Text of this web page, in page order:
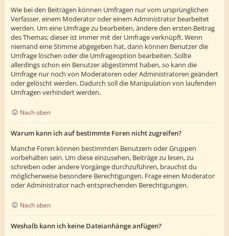
Wie bei den Beiträgen können Umfragen nur vom ursprünglichen
Verfasser, einem Moderator oder einem Administrator bearbeitet
werden. Um eine Umfrage zu bearbeiten, ändere den ersten Beitrag
des Themas; dieser ist immer mit der Umfrage verknüpft. Wenn
niemand eine Stimme abgegeben hat, dann können Benutzer die
Umfrage löschen oder die Umfrageoption bearbeiten. Sollte
allerdings schon ein Benutzer abgestimmt haben, so kann die
Umfrage nur noch von Moderatoren oder Administratoren geändert
oder gelöscht werden. Dadurch soll die Manipulation von laufenden
Umfragen verhindert werden.
Nach oben
Warum kann ich auf bestimmte Foren nicht zugreifen?
Manche Foren können bestimmten Benutzern oder Gruppen
vorbehalten sein. Um diese einzusehen, Beiträge zu lesen, zu
schreiben oder andere Vorgänge durchzuführen, brauchst du
möglicherweise besondere Berechtigungen. Frage einen Moderator
oder Administrator nach entsprechenden Berechtigungen.
Nach oben
Weshalb kann ich keine Dateianhänge anfügen?